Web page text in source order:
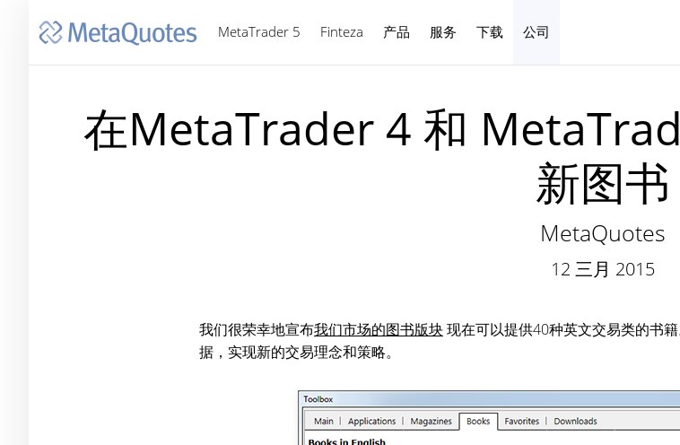
MetaTrader 5 Finteza 产品 服务 下载 公司
在MetaTrader 4 和
新图书
MetaQuotes
12 三月 2015
我们很荣幸地宣布我们市场的图书版块现在可以提供40种英文交易类的书
据，实现新的交易理念和策略。